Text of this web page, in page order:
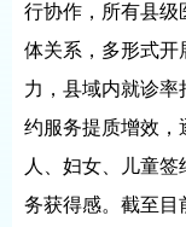
行协作，所有县级
体关系，多形式开
力，县域内就诊率
约服务提质增效，
人、妇女、儿童签
务获得感。截至目